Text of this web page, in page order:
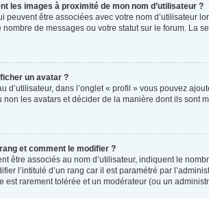
les images à proximité de mon nom d’utilisateur ?
peuvent être associées avec votre nom d’utilisateur
nombre de messages ou votre statut sur le forum. La
un avatar ?
d’utilisateur, dans l’onglet « profil » vous pouvez
non les avatars et décider de la manière dont ils sont
et comment le modifier ?
être associés au nom d’utilisateur, indiquent le
l’intitulé d’un rang car il est paramétré par
est rarement tolérée et un modérateur (ou un